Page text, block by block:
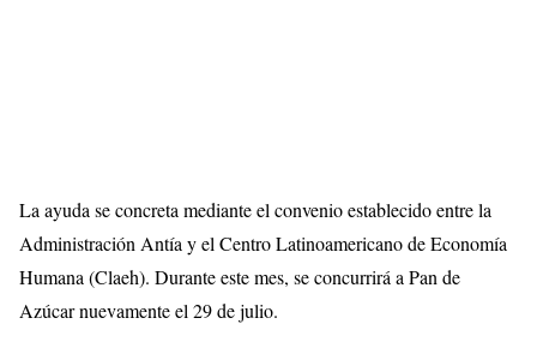
La ayuda se concreta mediante el convenio establecido entre la
Administración Antía y el Centro Latinoamericano de Economía
Humana (Claeh). Durante este mes, se concurrirá a Pan de
Azúcar nuevamente el 29 de julio.